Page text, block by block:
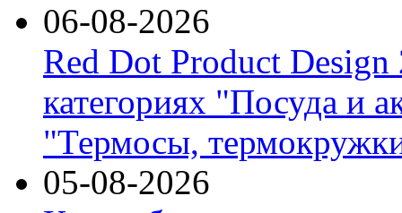
06-08-2026
Red Dot Product Design
категориях "Посуда и
"Термосы,
05-08-2026